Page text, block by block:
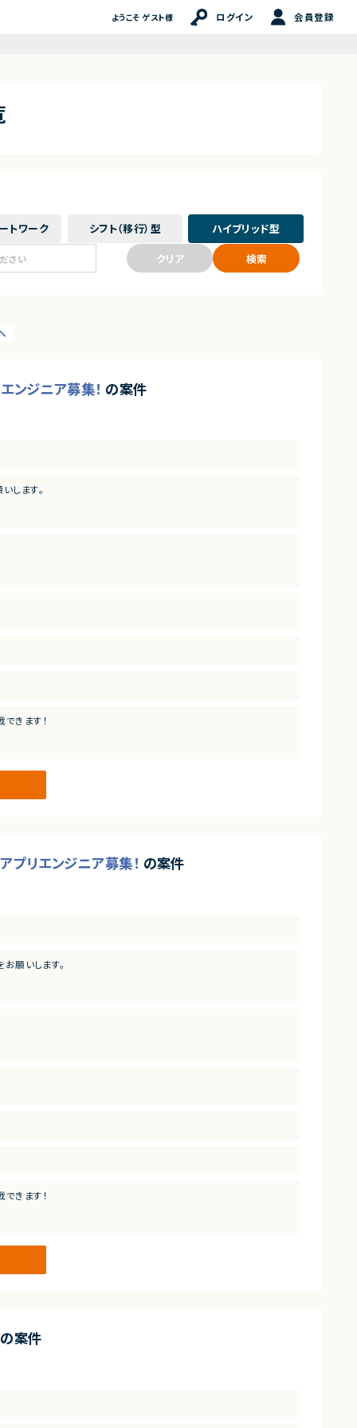
ようこそ ゲスト様 ログイン 会員登録
トワーク シフト（移行） 型 ハイブリッド型
クリア 検索
ジニア募集！ の案件
します。
の様々な開発・運用・保守
験
きます！
リエンジニア募集！ の案件
願いします。
の様々な開発・運用・保守
験
きます！
の案件